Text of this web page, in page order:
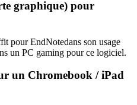
graphique) pour
pourEndNotedans son usage
un PC gaming pour ce logiciel.
un Chromebook / iPad